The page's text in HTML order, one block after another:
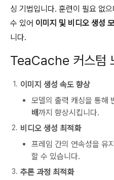
싱 기법입니다. 훈련이 필요 없
수 있어 이미지 및 비디오 생성
니다.
TeaCache 커스텀
이미지 생성 속도 향상
모델의 출력 캐싱을 통해
배까지 향상시킵니다.
비디오 생성 최적화
프레임 간의 연속성을 유
할 수 있습니다.
추론 과정 최적화